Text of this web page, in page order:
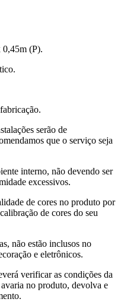
(P).
serão de
que o serviço seja
interno, não devendo ser
excessivos.
de cores no produto por
de cores do seu
não estão inclusos no
e eletrônicos.
verificar as condições da
no produto, devolva e